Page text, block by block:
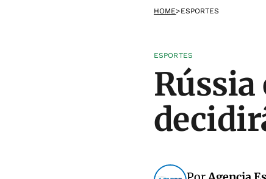
HOME>ESPORTES
ESPORTES
Rússia